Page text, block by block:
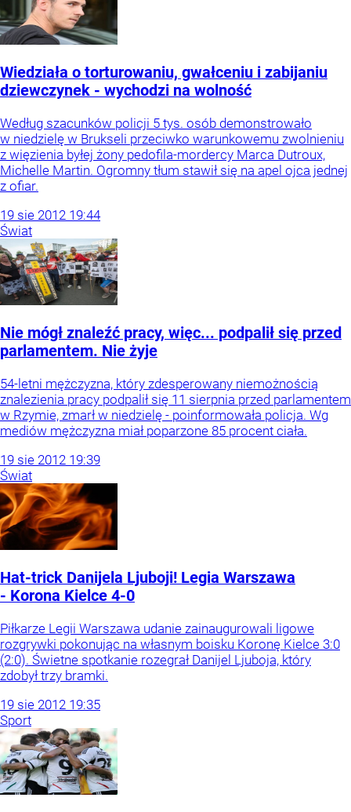
Wiedziała o torturowaniu, gwałceniu i zabijaniu
dziewczynek - wychodzi na wolność
Według szacunków policji 5 tys. osób demonstrowało
w niedzielę w Brukseli przeciwko warunkowemu zwolnieniu
z więzienia byłej żony pedofila-mordercy Marca Dutroux,
Michelle Martin. Ogromny tłum stawił się na apel ojca jednej
z ofiar.
19 sie 2012 19:44
Świat
Nie mógł znaleźć pracy, więc... podpalił się przed
parlamentem. Nie żyje
54-letni mężczyzna, który zdesperowany niemożnością
znalezienia pracy podpalił się 11 sierpnia przed parlamentem
w Rzymie, zmarł w niedzielę - poinformowała policja. Wg
mediów mężczyzna miał poparzone 85 procent ciała.
19 sie 2012 19:39
Świat
Hat-trick Danijela Ljuboji! Legia Warszawa
- Korona Kielce 4-0
Piłkarze Legii Warszawa udanie zainaugurowali ligowe
rozgrywki pokonując na własnym boisku Koronę Kielce 3:0
(2:0). Świetne spotkanie rozegrał Danijel Ljuboja, który
zdobył trzy bramki.
19 sie 2012 19:35
Sport